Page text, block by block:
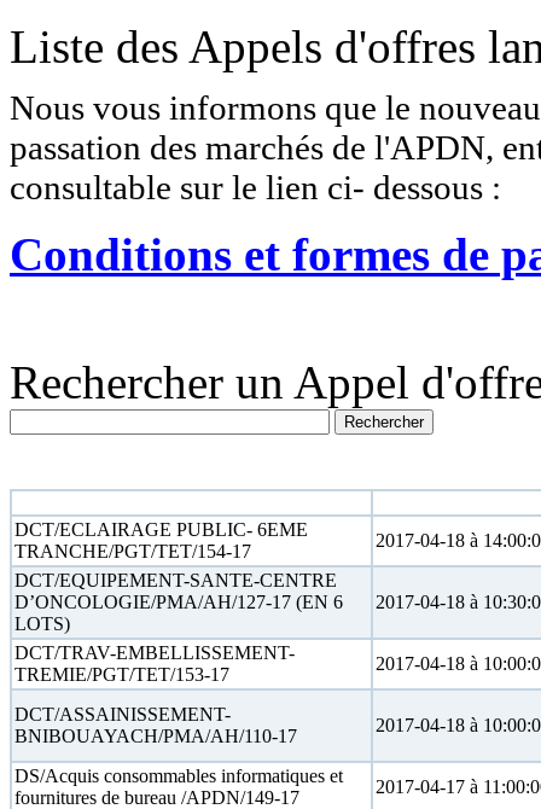
Liste des Appels d'offres
Nous vous informons que le
passation des marchés de l'APDN,
consultable sur le lien ci- dessous :
Conditions et formes de
Rechercher un Appel
DCT/ECLAIRAGE PUBLIC- 6EME
TRANCHE/PGT/TET/154-17
2017-04-18 à
DCT/EQUIPEMENT-SANTE-CENTRE
D’ONCOLOGIE/PMA/AH/127-17 (EN 6
LOTS)
2017-04-18 à
DCT/TRAV-EMBELLISSEMENT-
TREMIE/PGT/TET/153-17
2017-04-18 à
DCT/ASSAINISSEMENT-
BNIBOUAYACH/PMA/AH/110-17
2017-04-18 à
DS/Acquis consommables informatiques et
fournitures de bureau /APDN/149-17
2017-04-17 à